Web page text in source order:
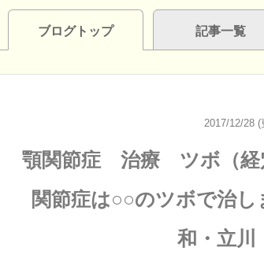
ブログトップ 記事一覧
2017/12/28 (
顎関節症 治療 ツボ（経
関節症は○○のツボで治
和・立川